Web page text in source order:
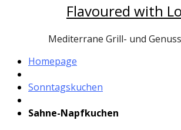
Flavoured with
Mediterrane Grill- und
Homepage
Sonntagskuchen
Sahne-Napfkuchen